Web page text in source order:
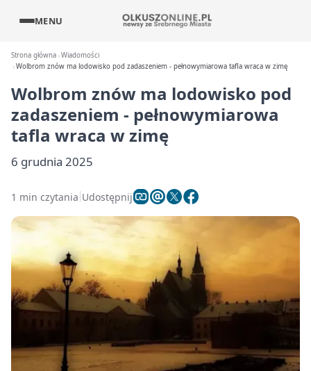
MENU
Strona główna Wiadomości
Wolbrom znów ma lodowisko pod zadaszeniem - pełnowymiarowa tafla wraca w zimę
Wolbrom znów ma lodowisko pod
zadaszeniem - pełnowymiarowa
tafla wraca w zimę
6 grudnia 2025
1 min czytania Udostępnij